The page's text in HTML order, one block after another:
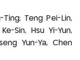
Ting; Teng Pei-Lin,
Sin, Hsu Yi-Yun,
Yun-Ya, Chen